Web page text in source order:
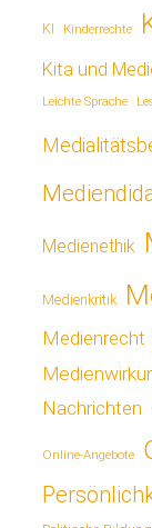
KI Kinderrechte
Kita und
Leichte Sprache
Medienethik
Medienkritik
Medienrecht
Nachrichten
Online-Angebote